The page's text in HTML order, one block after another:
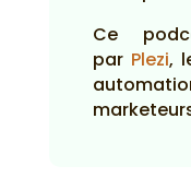
Ce
par Plezi,